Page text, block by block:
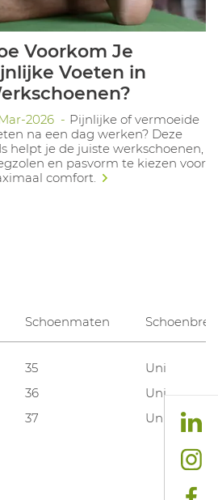
Voorkom Je
Voeten in
2026
Pijnlijke of vermoeide
na een dag werken? Deze
helpt je de juiste werkschoenen,
en pasvorm te kiezen voor
comfort.
Schoenmaten
35
Uni
36
Uni
37
Uni